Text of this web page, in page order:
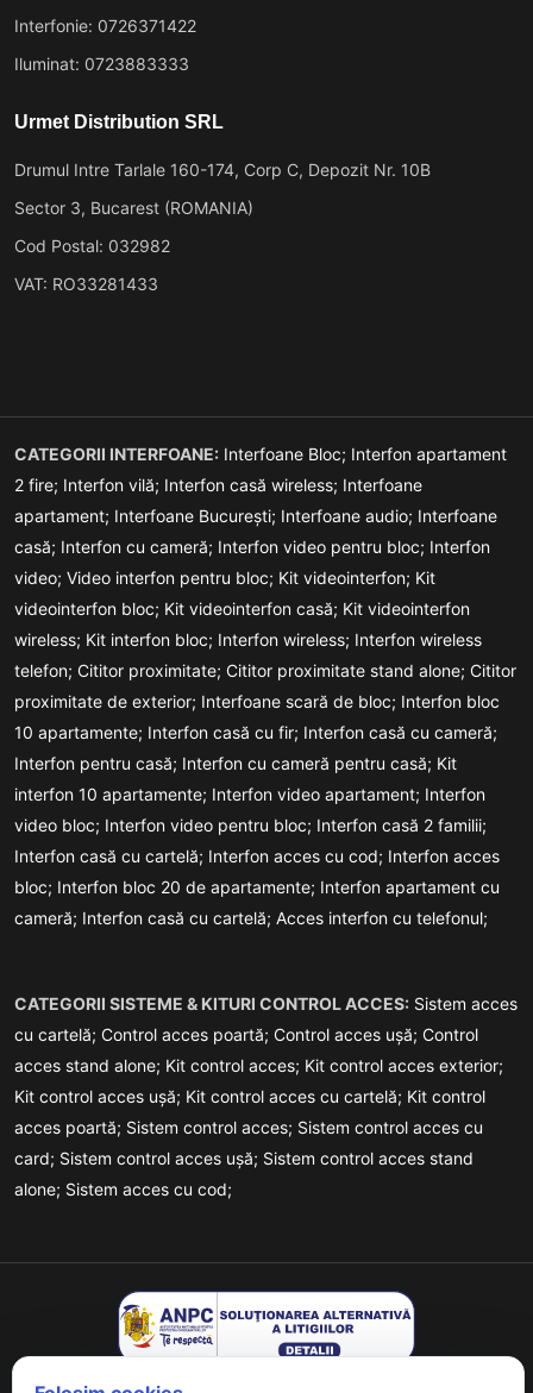
Interfonie: 0726371422
Iluminat: 0723883333
Urmet Distribution SRL
Drumul Intre Tarlale 160-174, Corp C, Depozit Nr. 10B
Sector 3, Bucarest (ROMANIA)
Cod Postal: 032982
VAT: RO33281433
CATEGORII INTERFOANE: Interfoane Bloc; Interfon apartament
2 fire; Interfon vilă; Interfon casă wireless; Interfoane
apartament; Interfoane București; Interfoane audio; Interfoane
casă; Interfon cu cameră; Interfon video pentru bloc; Interfon
video; Video interfon pentru bloc; Kit videointerfon; Kit
videointerfon bloc; Kit videointerfon casă; Kit videointerfon
wireless; Kit interfon bloc; Interfon wireless; Interfon wireless
telefon; Cititor proximitate; Cititor proximitate stand alone; Cititor
proximitate de exterior; Interfoane scară de bloc; Interfon bloc
10 apartamente; Interfon casă cu fir; Interfon casă cu cameră;
Interfon pentru casă; Interfon cu cameră pentru casă; Kit
interfon 10 apartamente; Interfon video apartament; Interfon
video bloc; Interfon video pentru bloc; Interfon casă 2 familii;
Interfon casă cu cartelă; Interfon acces cu cod; Interfon acces
bloc; Interfon bloc 20 de apartamente; Interfon apartament cu
cameră; Interfon casă cu cartelă; Acces interfon cu telefonul;
CATEGORII SISTEME & KITURI CONTROL ACCES: Sistem acces
cu cartelă; Control acces poartă; Control acces ușă; Control
acces stand alone; Kit control acces; Kit control acces exterior;
Kit control acces ușă; Kit control acces cu cartelă; Kit control
acces poartă; Sistem control acces; Sistem control acces cu
card; Sistem control acces ușă; Sistem control acces stand
alone; Sistem acces cu cod;